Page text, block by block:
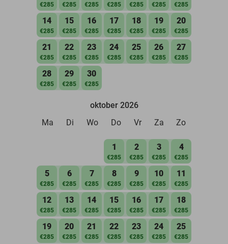
€285 €285 €285 €285 €285 €285 €285
14
€285
15
€285
16
€285
17
€285
18
€285
19
€285
20
€285
21
€285
22
€285
23
€285
24
€285
25
€285
26
€285
27
€285
28
€285
29
€285
30
€285
oktober 2026
Ma
Di Wo Do Vr Za Zo
1
€285
2
€285
3
€285
4
€285
5
€285
6
€285
7
€285
8
€285
9
€285
10
€285
11
€285
12
€285
13
€285
14
€285
15
€285
16
€285
17
€285
18
€285
19
€285
20
€285
21
€285
22
€285
23
€285
24
€285
25
€285